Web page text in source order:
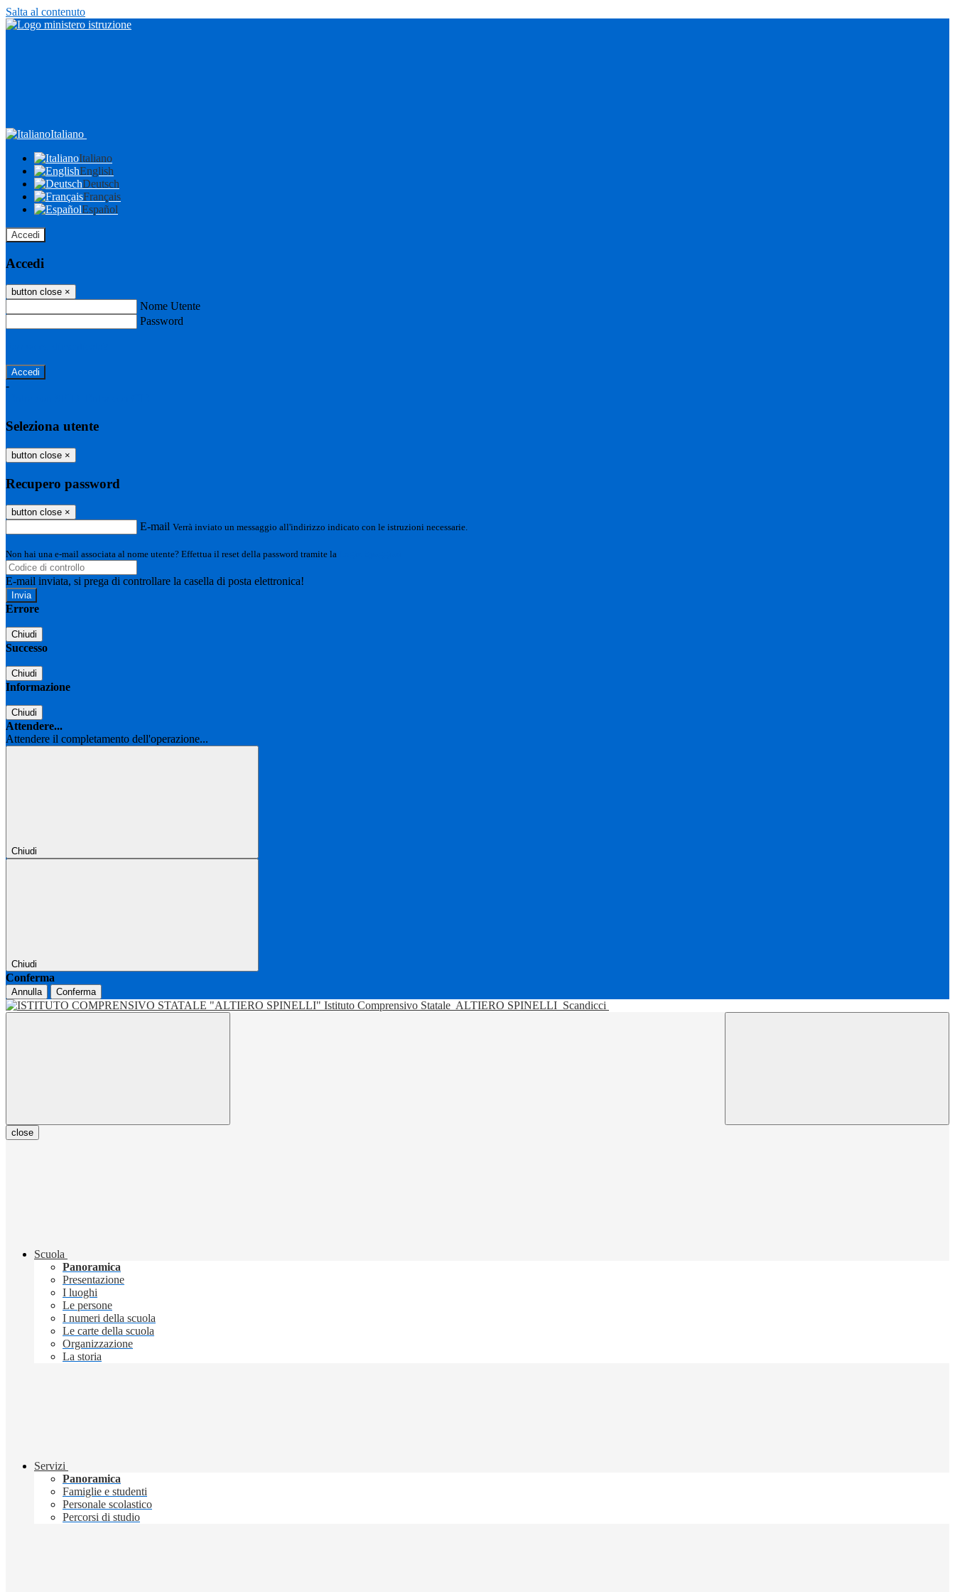
Salta al contenuto
Italiano
Italiano
English
Deutsch
Français
Español
Accedi
Accedi
button close ×
Nome Utente
Password
-
Seleziona utente
button close ×
Recupero password
button close ×
E-mail Verrà inviato un messaggio all'indirizzo indicato con le istruzioni necessarie.
Non hai una e-mail associata al nome utente? Effettua il reset della password tramite la
E-mail inviata, si prega di controllare la casella di posta elettronica!
Errore
Chiudi
Successo
Chiudi
Informazione
Chiudi
Attendere...
Attendere il completamento dell'operazione...
Chiudi
Chiudi
Conferma
Annulla Conferma
Istituto Comprensivo Statale ALTIERO SPINELLI Scandicci
close
Scuola
Panoramica
Presentazione
I luoghi
Le persone
I numeri della scuola
Le carte della scuola
Organizzazione
La storia
Servizi
Panoramica
Famiglie e studenti
Personale scolastico
Percorsi di studio